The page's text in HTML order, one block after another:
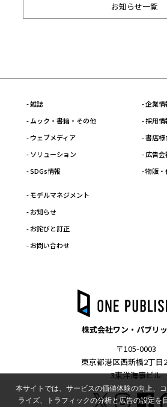
お知らせ一覧
- 雑誌
- ムック・書籍・その他
- ウェブメディア
- ソリューション
- SDGs情報
- 企業情
- 採用情
- 書店様
- 広告
- 物販
- モデルマネジメント
- お知らせ
- お詫びと訂正
- お問い合わせ
株式会社ワン・パブリ
〒105-0003
東京都港区西新橋2丁目
3東洋海事ビル
本サイトでは、サービスの価値体験の向上、
ライズ、トラフィックの分析と広告の設定を